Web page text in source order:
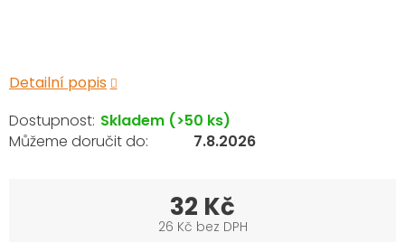
Detailní popis
Skladem (>50 ks)
7.8.2026
32 Kč
26 Kč bez DPH